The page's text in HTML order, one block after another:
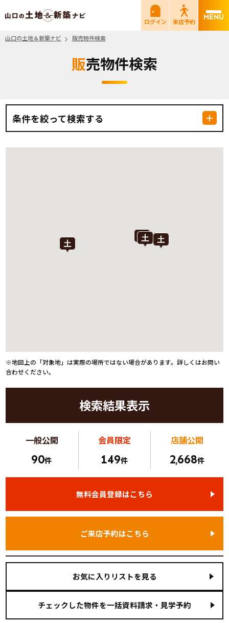
山口の土地＆新築ナビ
ログイン
来店予約
山口の土地＆新築ナビ
販売物件検索
販売物件検索
条件を絞って検索する
※地図上の「対象地」は実際の場所ではない場合があります。詳しくはお問い
合わせください。
検索結果表示
一般公開
90件
会員限定
149件
店舗公開
2,668件
無料会員登録はこちら
ご来店予約はこちら
お気に入りリストを見る